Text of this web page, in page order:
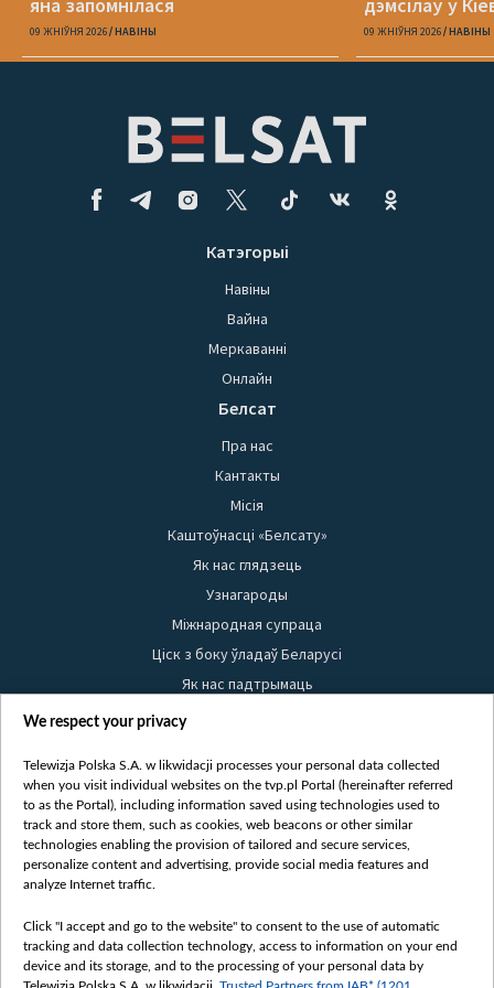
09 ЖНІЎНЯ 2026 НАВІНЫ
Юлія Міцкевіч
09 ЖНІЎНЯ 2026 НАВІНЫ
Катэгорыі
Навіны
Вайна
Меркаванні
Онлайн
Белсат
Пра нас
Кантакты
Місія
Каштоўнасці «Белсату»
Як нас глядзець
Узнагароды
Міжнародная супраца
Ціск з боку ўладаў Беларусі
Як нас падтрымаць
Правілы выкарыстання матэрыялаў
Бяспека
Youtube
Белсат news
Белсат Shorts
Жэстачайшы мульт
Belsat English
We respect your privacy
Telewizja Polska S.A. w likwidacji processes your personal data collected
when you visit individual websites on the tvp.pl Portal (hereinafter referred
to as the Portal), including information saved using technologies used to
track and store them, such as cookies, web beacons or other similar
technologies enabling the provision of tailored and secure services,
personalize content and advertising, provide social media features and
analyze Internet traffic.
Click "I accept and go to the website" to consent to the use of automatic
tracking and data collection technology, access to information on your end
device and its storage, and to the processing of your personal data by